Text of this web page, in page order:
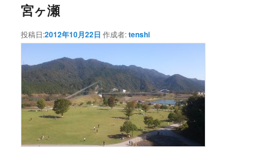
宮ヶ瀬
投稿日:2012年10月22日 作成者:tenshi